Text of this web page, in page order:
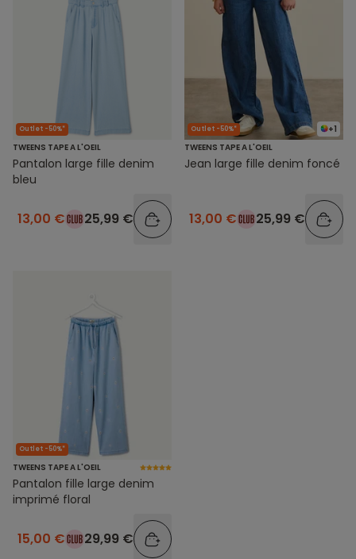
Outlet -50%*
TWEENS TAPE A L'OEIL
Pantalon large fille denim
bleu
13,00 € 25,99 €
+1
Outlet -50%*
TWEENS TAPE A L'OEIL
Jean large fille denim foncé
13,00 € 25,99 €
Outlet -50%*
TWEENS TAPE A L'OEIL
Pantalon fille large denim
imprimé floral
15,00 € 29,99 €